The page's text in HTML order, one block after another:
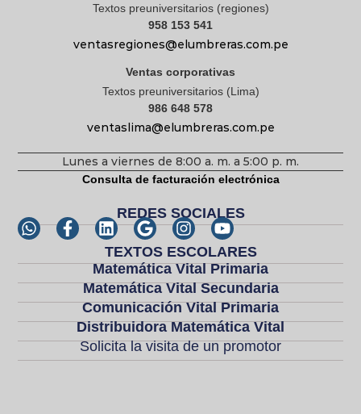
Textos preuniversitarios (regiones)
958 153 541
ventasregiones@elumbreras.com.pe
Ventas corporativas
Textos preuniversitarios (Lima)
986 648 578
ventaslima@elumbreras.com.pe
Lunes a viernes de 8:00 a. m. a 5:00 p. m.
Consulta de facturación electrónica
REDES SOCIALES
TEXTOS ESCOLARES
Matemática Vital Primaria
Matemática Vital Secundaria
Comunicación Vital Primaria
Distribuidora Matemática Vital
Solicita la visita de un promotor